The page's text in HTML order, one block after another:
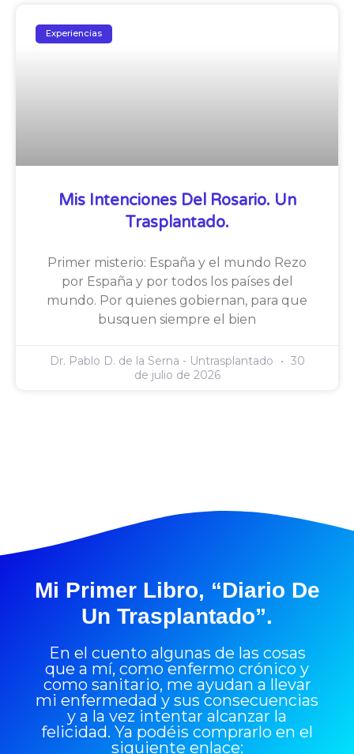
Experiencias
Mis Intenciones Del Rosario. Un
Trasplantado.
Primer misterio: España y el mundo Rezo
por España y por todos los países del
mundo. Por quienes gobiernan, para que
busquen siempre el bien
Dr. Pablo D. de la Serna - Untrasplantado
30
de julio de 2026
Mi Primer Libro, “Diario De
Un Trasplantado”.
En el cuento algunas de las cosas
que a mí, como enfermo crónico y
como sanitario, me ayudan a llevar
mi enfermedad y sus consecuencias
y a la vez intentar alcanzar la
felicidad. Ya podéis comprarlo en el
siguiente enlace: